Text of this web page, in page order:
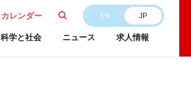
カレンダー EN JP
科学と社会 ニュース 求人情報